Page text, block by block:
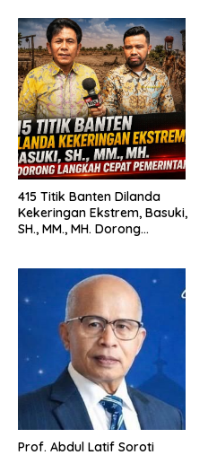
415 Titik Banten Dilanda
Kekeringan Ekstrem, Basuki,
SH., MM., MH. Dorong
Prof. Abdul Latif Soroti